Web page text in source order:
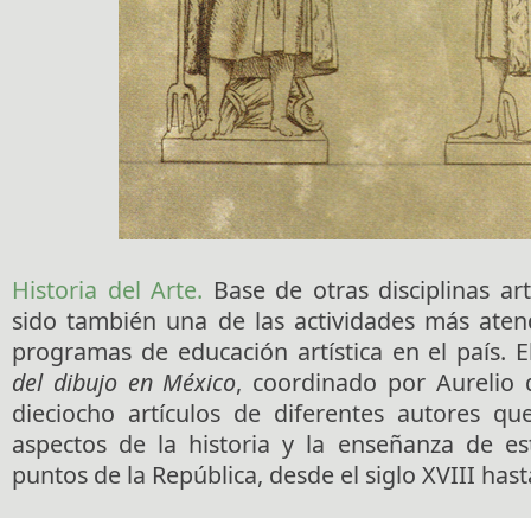
Historia del Arte. Base de otras disciplinas
sido también una de las actividades más
programas de educación artística en el país.
del dibujo en México, coordinado por Aurelio
dieciocho artículos de diferentes autores
aspectos de la historia y la enseñanza de
puntos de la República, desde el siglo XVIII